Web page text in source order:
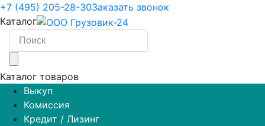
+7 (495) 205-28-30Заказать звонок
Каталог
Каталог товаров
Выкуп
Комиссия
Кредит / Лизинг